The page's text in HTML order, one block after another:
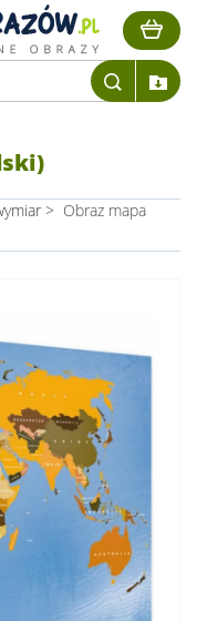
> Obraz mapa